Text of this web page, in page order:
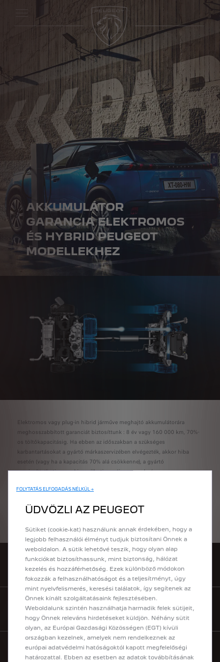
AKKUMULÁTOR
GARANCIA ELEKTROMOS
ÉS HYBRID PEUGEOT
MODELLEKHEZ
Elektromos vagy plug-in hibrid járműve meghajtó akkumulátorára
meghosszabbított garanciát biztosíttunk : 8 év vagy 160 000 km, 70%-
os töltőkapacitásig. Ha ebben az időszakban a szükséges
karbantartásokat a gyártó márkaszervizében elvégezték, akkor hiba
esetén (vagy ha a kapacitás 70% alá csökkenne), a gyártó
megjavíttathatja vagy kicserélheti egy új vagy szabványos
megegyező garanciát vállalunk autójára (gyártási hibára fényezésre és
KÍNÁLATUNK
MÁRKAKERESKEDŐ KERESÉS
TESZTVEZETÉS
FOLYTATÁS ELFOGADÁS NÉLKÜL →
ÜDVÖZLI AZ PEUGEOT
Sütiket (cookie-kat) használunk annak érdekében, hogy a
legjobb felhasználói élményt tudjuk biztosítani Önnek a
weboldalon. A sütik lehetővé teszik, hogy olyan alap
funkciókat biztosíthassunk, mint biztonság, hálózat
kezelés és hozzáférhetőség. Ezek különböző módokon
fokozzák a felhasználhatóságot és a teljesítményt, úgy
mint nyelvfelismerés, keresési találatok, így segítenek az
Önnek kínált szolgáltatásaink fejlesztésében.
Weboldalunk szintén használhatja harmadik felek sütijeit,
hogy Önnek releváns hirdetéseket küldjön. Néhány sütit
olyan, az Európai Gazdasági Közösségen (EGT) kívüli
országban kezelnek, amelyek nem rendelkeznek az
európai adatvédelmi hatóságoktól kapott megfelelőségi
határozattal. Ebben az esetben az adatok továbbításának